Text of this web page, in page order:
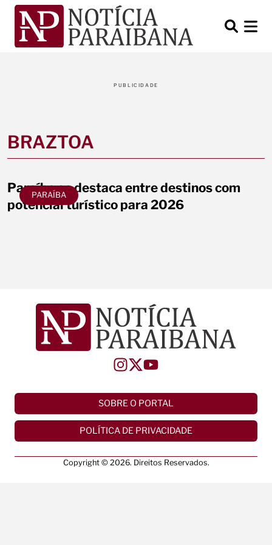
PUBLICIDADE
BRAZTOA
PARAÍBA
Paraíba se destaca entre destinos com
potencial turístico para 2026
SOBRE O PORTAL
POLÍTICA DE PRIVACIDADE
Copyright © 2026. Direitos Reservados.